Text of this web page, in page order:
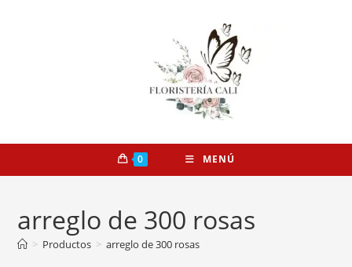
0 MENÚ
arreglo de 300 rosas
> Productos > arreglo de 300 rosas